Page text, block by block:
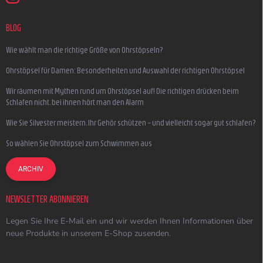
BLOG
Wie wählt man die richtige Größe von Ohrstöpseln?
Ohrstöpsel für Damen: Besonderheiten und Auswahl der richtigen Ohrstöpsel
Wir räumen mit Mythen rund um Ohrstöpsel auf! Die richtigen drücken beim
Schlafen nicht, bei ihnen hört man den Alarm
Wie Sie Silvester meistern, Ihr Gehör schützen – und vielleicht sogar gut schlafen?
So wählen Sie Ohrstöpsel zum Schwimmen aus
ARCHIV
NEWSLETTER ABONNIEREN
Legen Sie Ihre E-Mail ein und wir werden Ihnen Informationen über
neue Produkte in unserem E-Shop zusenden.